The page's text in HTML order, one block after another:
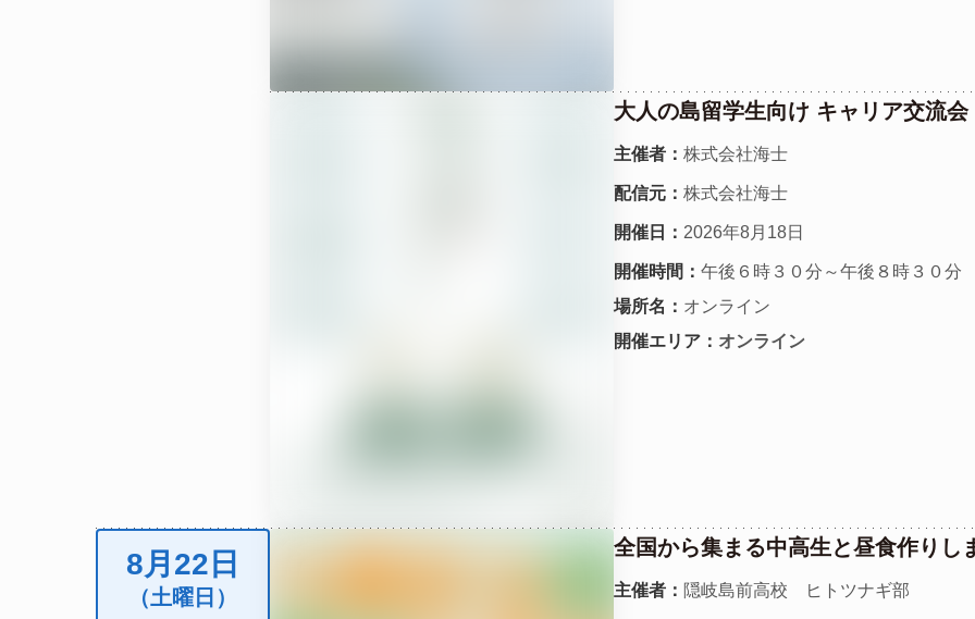
大人の島留学生向け キャリア交流会
主催者： 株式会社海士
配信元： 株式会社海士
開催日： 2026年8月18日
開催時間： 午後６時３０分～午後８時３０分
場所名： オンライン
開催エリア： オンライン
8月22日
（土曜日）
全国から集まる中高生と昼食作りし
主催者： 隠岐島前高校 ヒトツナギ部